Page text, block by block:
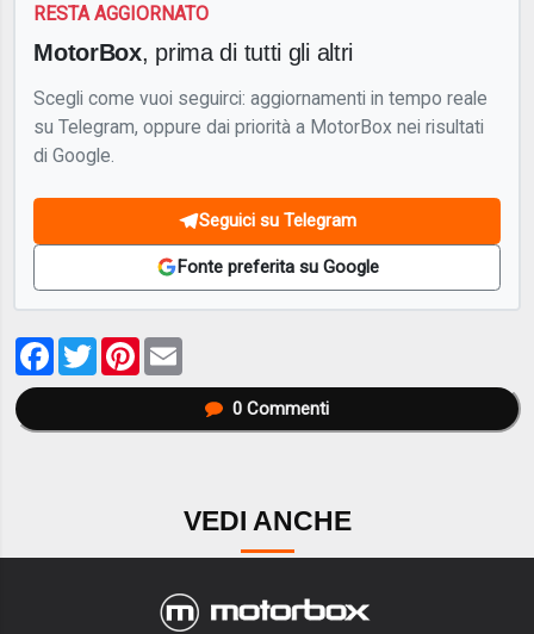
RESTA AGGIORNATO
MotorBox, prima di tutti gli altri
Scegli come vuoi seguirci: aggiornamenti in tempo reale
su Telegram, oppure dai priorità a MotorBox nei risultati
di Google.
Seguici su Telegram
Fonte preferita su Google
Facebook
TwitterPinterest
0Commenti
VEDI ANCHE